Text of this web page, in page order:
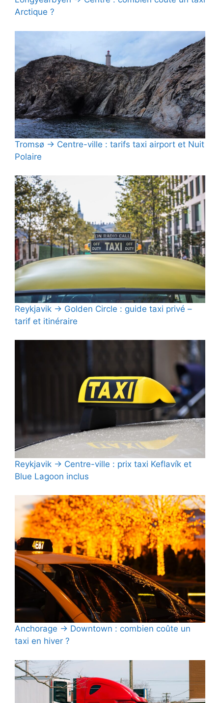
Arctique ?
Tromsø → Centre-ville : tarifs taxi airport et Nuit
Polaire
Reykjavik → Golden Circle : guide taxi privé –
tarif et itinéraire
Reykjavik → Centre-ville : prix taxi Keflavík et
Blue Lagoon inclus
Anchorage → Downtown : combien coûte un
taxi en hiver ?